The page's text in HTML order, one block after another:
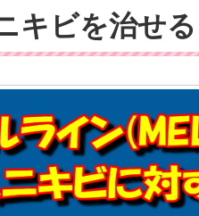
キビを治せる